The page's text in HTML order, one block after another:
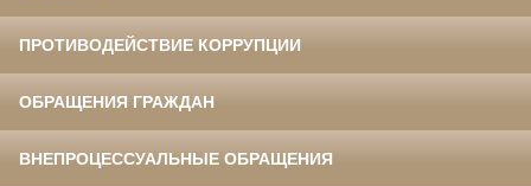
ПРОТИВОДЕЙСТВИЕ КОРРУПЦИИ
ОБРАЩЕНИЯ ГРАЖДАН
ВНЕПРОЦЕССУАЛЬНЫЕ ОБРАЩЕНИЯ